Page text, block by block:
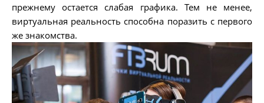
прежнему остается слабая графика. Тем не менее,
виртуальная реальность способна поразить с первого
же знакомства.